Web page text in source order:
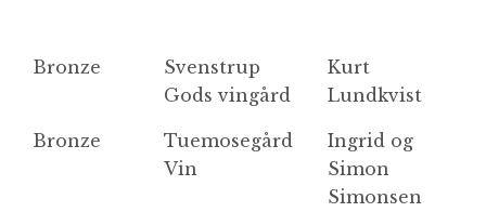
Bronze
Svenstrup
Gods vingård
Kurt
Lundkvist
Bronze
Tuemosegård
Vin
Ingrid og
Simon
Simonsen